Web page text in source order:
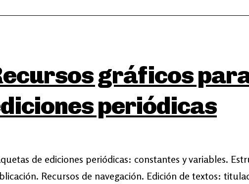
gráficos
periódicas
de ediciones periódicas: constantes y variables.
Recursos de navegación. Edición de textos: